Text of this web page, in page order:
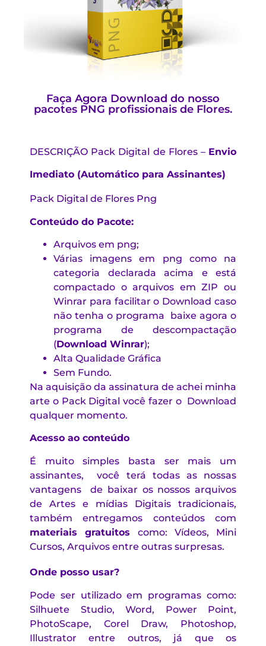
Faça Agora Download do nosso
pacotes PNG profissionais de Flores.
DESCRIÇÃO Pack Digital de Flores – Envio
Imediato (Automático para Assinantes)
Pack Digital de Flores Png
Conteúdo do Pacote:
Arquivos em png;
Várias imagens em png como na
categoria declarada acima e está
compactado o arquivos em ZIP ou
Winrar para facilitar o Download caso
não tenha o programa baixe agora o
programa de descompactação
(Download Winrar);
Alta Qualidade Gráfica
Sem Fundo.
Na aquisição da assinatura de achei minha
arte o Pack Digital você fazer o Download
qualquer momento.
Acesso ao conteúdo
É muito simples basta ser mais um
assinantes, você terá todas as nossas
vantagens de baixar os nossos arquivos
de Artes e mídias Digitais tradicionais,
também entregamos conteúdos com
materiais gratuitos como: Vídeos, Mini
Cursos, Arquivos entre outras surpresas.
Onde posso usar?
Pode ser utilizado em programas como:
Silhuete Studio, Word, Power Point,
PhotoScape, Corel Draw, Photoshop,
Illustrator entre outros, já que os